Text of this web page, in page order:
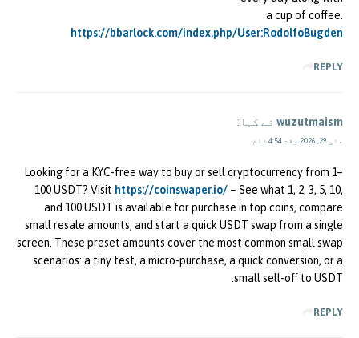
a cup of coffee.
https://bbarlock.com/index.php/User:RodolfoBugden
REPLY
wuzutmaism نے کہا:
مئی 29, 2026 وقت 4:54 شام
Looking for a KYC-free way to buy or sell cryptocurrency from 1–
100 USDT? Visit https://coinswaper.io/ – See what 1, 2, 3, 5, 10,
and 100 USDT is available for purchase in top coins, compare
small resale amounts, and start a quick USDT swap from a single
screen. These preset amounts cover the most common small swap
scenarios: a tiny test, a micro-purchase, a quick conversion, or a
small sell-off to USDT.
REPLY